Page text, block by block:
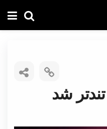
شد